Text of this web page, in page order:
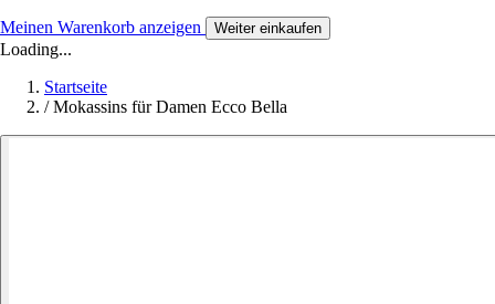
Meinen Warenkorb anzeigen Weiter einkaufen
Loading...
Startseite
/ Mokassins für Damen Ecco Bella